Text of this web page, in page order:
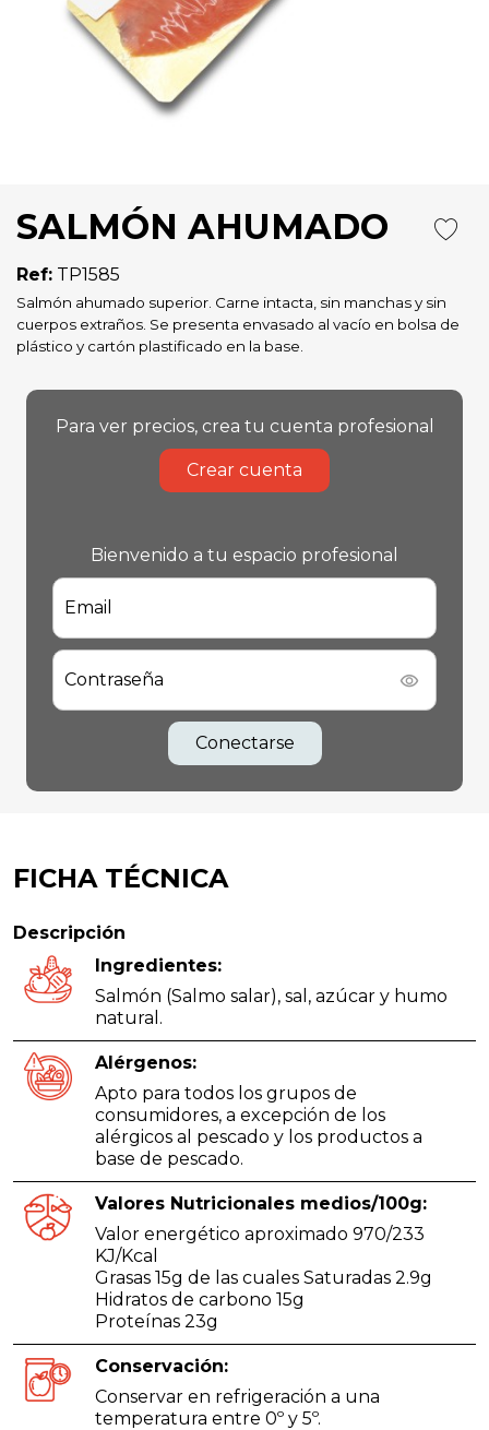
SALMÓN AHUMADO
Ref: TP1585
Salmón ahumado superior. Carne intacta, sin manchas y sin
cuerpos extraños. Se presenta envasado al vacío en bolsa de
plástico y cartón plastificado en la base.
Para ver precios, crea tu cuenta profesional
Crear cuenta
Bienvenido a tu espacio profesional
Email
Contraseña
Conectarse
FICHA TÉCNICA
Descripción
Ingredientes:
Salmón (Salmo salar), sal, azúcar y humo
natural.
Alérgenos:
Apto para todos los grupos de
consumidores, a excepción de los
alérgicos al pescado y los productos a
base de pescado.
Valores Nutricionales medios/100g:
Valor energético aproximado 970/233
KJ/Kcal
Grasas 15g de las cuales Saturadas 2.9g
Hidratos de carbono 15g
Proteínas 23g
Conservación:
Conservar en refrigeración a una
temperatura entre 0º y 5º.